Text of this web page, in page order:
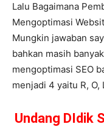
Lalu Bagaimana
Mengoptimasi
Mungkin jawaban
bahkan masih
mengoptimasi SEO
menjadi 4 yaitu R, O,
Undang DIdik